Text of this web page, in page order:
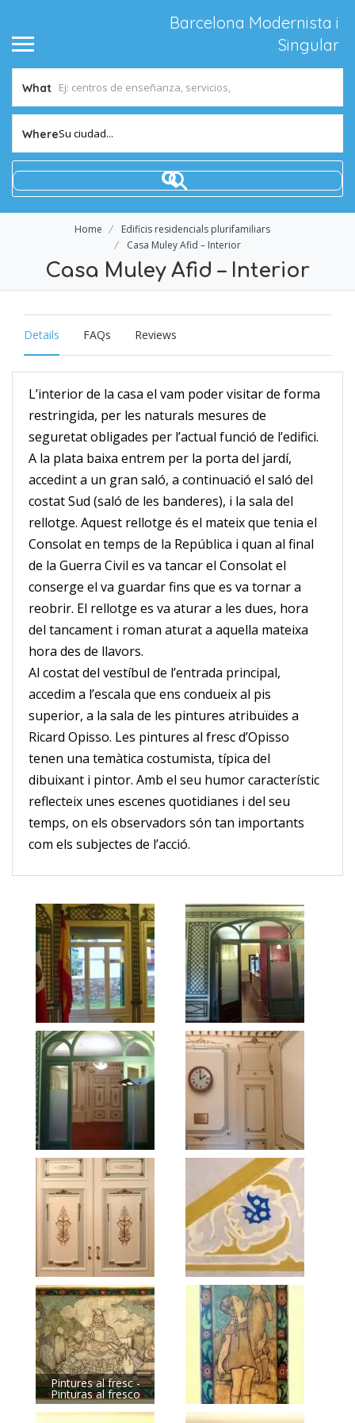
Barcelona Modernista i
Singular
What
WhereSu ciudad...
Home
Edificis residencials plurifamiliars
Casa Muley Afid – Interior
Casa Muley Afid – Interior
Details FAQs Reviews
L’interior de la casa el vam poder visitar de forma
restringida, per les naturals mesures de
seguretat obligades per l’actual funció de l’edifici.
A la plata baixa entrem per la porta del jardí,
accedint a un gran saló, a continuació el saló del
costat Sud (saló de les banderes), i la sala del
rellotge. Aquest rellotge és el mateix que tenia el
Consolat en temps de la República i quan al final
de la Guerra Civil es va tancar el Consolat el
conserge el va guardar fins que es va tornar a
reobrir. El rellotge es va aturar a les dues, hora
del tancament i roman aturat a aquella mateixa
hora des de llavors.
Al costat del vestíbul de l’entrada principal,
accedim a l’escala que ens condueix al pis
superior, a la sala de les pintures atribuïdes a
Ricard Opisso. Les pintures al fresc d’Opisso
tenen una temàtica costumista, típica del
dibuixant i pintor. Amb el seu humor característic
reflecteix unes escenes quotidianes i del seu
temps, on els observadors són tan importants
com els subjectes de l’acció.
Pintures al fresc -
Pinturas al fresco